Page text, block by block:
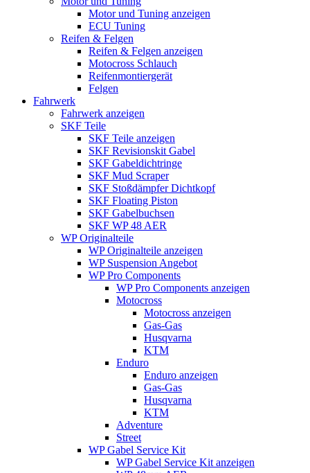
Motor und Tuning anzeigen
ECU Tuning
Reifen & Felgen
Reifen & Felgen anzeigen
Motocross Schlauch
Reifenmontiergerät
Felgen
Fahrwerk
Fahrwerk anzeigen
SKF Teile
SKF Teile anzeigen
SKF Revisionskit Gabel
SKF Gabeldichtringe
SKF Mud Scraper
SKF Stoßdämpfer Dichtkopf
SKF Floating Piston
SKF Gabelbuchsen
SKF WP 48 AER
WP Originalteile
WP Originalteile anzeigen
WP Suspension Angebot
WP Pro Components
WP Pro Components anzeigen
Motocross
Motocross anzeigen
Gas-Gas
Husqvarna
KTM
Enduro
Enduro anzeigen
Gas-Gas
Husqvarna
KTM
Adventure
Street
WP Gabel Service Kit
WP Gabel Service Kit anzeigen